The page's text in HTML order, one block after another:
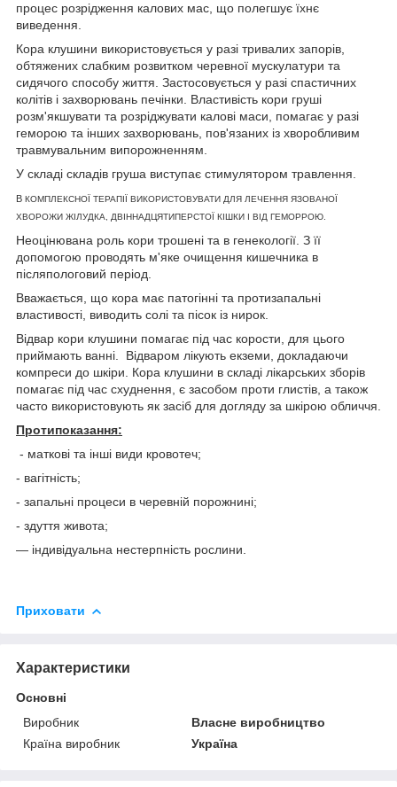
процес розрідження калових мас, що полегшує їхнє
виведення.
Кора клушини використовується у разі тривалих запорів,
обтяжених слабким розвитком черевної мускулатури та
сидячого способу життя. Застосовується у разі спастичних
колітів і захворювань печінки. Властивість кори груші
розм'якшувати та розріджувати калові маси, помагає у разі
геморою та інших захворювань, пов'язаних із хворобливим
травмувальним випорожненням.
У складі складів груша виступає стимулятором травлення.
В КОМПЛЕКСНОЇ ТЕРАПІЇ ВИКОРИСТОВУВАТИ ДЛЯ ЛЕЧЕННЯ ЯЗОВАНОЇ
ХВОРОЖИ ЖІЛУДКА, ДВІННАДЦЯТИПЕРСТОЇ КІШКИ І ВІД ГЕМОРРОЮ.
Неоцінювана роль кори трошені та в генекології. З її
допомогою проводять м'яке очищення кишечника в
післяпологовий період.
Вважається, що кора має патогінні та протизапальні
властивості, виводить солі та пісок із нирок.
Відвар кори клушини помагає під час корости, для цього
приймають ванні. Відваром лікують екземи, докладаючи
компреси до шкіри. Кора клушини в складі лікарських зборів
помагає під час схуднення, є засобом проти глистів, а також
часто використовують як засіб для догляду за шкірою обличчя.
Протипоказання:
- маткові та інші види кровотеч;
- вагітність;
- запальні процеси в черевній порожнині;
- здуття живота;
— індивідуальна нестерпність рослини.
Приховати
Характеристики
Основні
Виробник
Власне виробництво
Країна виробник
Україна